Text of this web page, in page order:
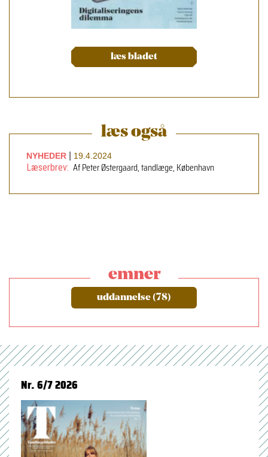
læs bladet
læs også
NYHEDER 19.4.2024
Læserbrev: Af Peter Østergaard, tandlæge, København
emner
uddannelse (78)
Nr. 6/7 2026